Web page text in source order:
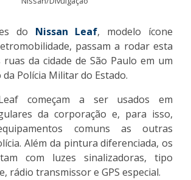
do Nissan Leaf, modelo ícone
passam a rodar esta
ruas da cidade de São Paulo em um
Polícia Militar do Estado.
começam a ser usados em
da corporação e, para isso,
comuns as outras
Além da pintura diferenciada, os
com luzes sinalizadoras, tipo
rádio transmissor e GPS especial.